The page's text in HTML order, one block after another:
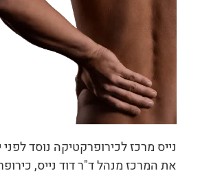
נייס מרכז לכירופרקטיקה נוסד לפני יותר מ-30 שנה בתל אביב. מאז טופלו במקום
את המרכז מנהל ד"ר דוד נייס,